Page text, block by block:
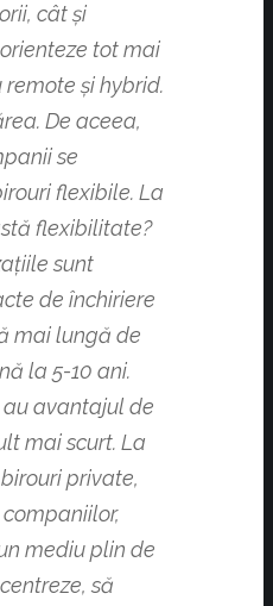
cât și
tot mai
și hybrid.
De aceea,
se
flexibile. La
flexibilitate?
sunt
de închiriere
mai lungă de
la 5-10 ani.
avantajul de
mai scurt. La
private,
mediu plin de
să